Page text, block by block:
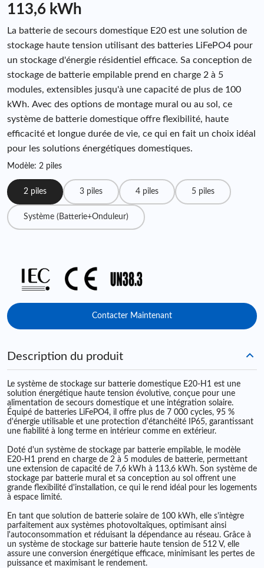
113,6 kWh
La batterie de secours domestique E20 est une solution de
stockage haute tension utilisant des batteries LiFePO4 pour
un stockage d'énergie résidentiel efficace. Sa conception de
stockage de batterie empilable prend en charge 2 à 5
modules, extensibles jusqu'à une capacité de plus de 100
kWh. Avec des options de montage mural ou au sol, ce
système de batterie domestique offre flexibilité, haute
efficacité et longue durée de vie, ce qui en fait un choix idéal
pour les solutions énergétiques domestiques.
Modèle: 2 piles
2 piles 3 piles 4 piles 5 piles
Système (Batterie+Onduleur)
Contacter Maintenant
Description du produit
Le système de stockage sur batterie domestique E20-H1 est une
solution énergétique haute tension évolutive, conçue pour une
alimentation de secours domestique et une intégration solaire.
Équipé de batteries LiFePO4, il offre plus de 7 000 cycles, 95 %
d'énergie utilisable et une protection d'étanchéité IP65, garantissant
une fiabilité à long terme en intérieur comme en extérieur.
Doté d'un système de stockage par batterie empilable, le modèle
E20-H1 prend en charge de 2 à 5 modules de batterie, permettant
une extension de capacité de 7,6 kWh à 113,6 kWh. Son système de
stockage par batterie mural et sa conception au sol offrent une
grande flexibilité d'installation, ce qui le rend idéal pour les logements
à espace limité.
En tant que solution de batterie solaire de 100 kWh, elle s'intègre
parfaitement aux systèmes photovoltaïques, optimisant ainsi
l'autoconsommation et réduisant la dépendance au réseau. Grâce à
un système de stockage sur batterie haute tension de 512 V, elle
assure une conversion énergétique efficace, minimisant les pertes de
puissance et maximisant le rendement.